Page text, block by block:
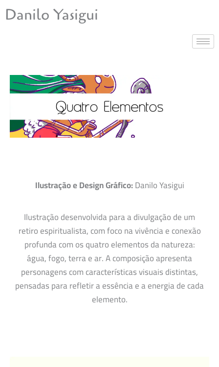
para
Danilo Yasigui
Ilustração e Design Gráfico:Danilo Yasigui
Ilustração desenvolvida para a divulgação de um
retiro espiritualista, com foco na vivência e conexão
profunda com os quatro elementos da natureza:
água, fogo, terra e ar. A composição apresenta
personagens com características visuais distintas,
pensadas para refletir a essência e a energia de cada
elemento.